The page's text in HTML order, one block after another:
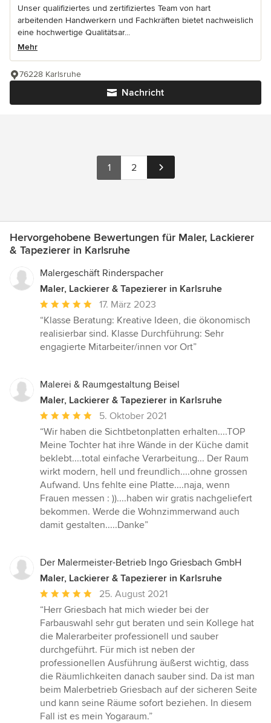
Unser qualifiziertes und zertifiziertes Team von hart
arbeitenden Handwerkern und Fachkräften bietet nachweislich
eine hochwertige Qualitätsar...
Mehr
Nachricht
76228 Karlsruhe
1 2
Hervorgehobene Bewertungen für Maler, Lackierer
& Tapezierer in Karlsruhe
Malergeschäft Rinderspacher
Maler, Lackierer & Tapezierer in Karlsruhe
Durchschnittliche
Bewertung:
5
von
17. März 2023
“Klasse Beratung: Kreative Ideen, die ökonomisch
realisierbar sind. Klasse Durchführung: Sehr
engagierte Mitarbeiter/innen vor Ort”
Malerei & Raumgestaltung Beisel
Maler, Lackierer & Tapezierer in Karlsruhe
Durchschnittliche
Bewertung:
5
von
5
Sternen
5. Oktober 2021
“Wir haben die Sichtbetonplatten erhalten....TOP
Meine Tochter hat ihre Wände in der Küche damit
beklebt....total einfache Verarbeitung... Der Raum
wirkt modern, hell und freundlich....ohne grossen
Aufwand. Uns fehlte eine Platte....naja, wenn
Frauen messen : ))....haben wir gratis nachgeliefert
bekommen. Werde die Wohnzimmerwand auch
damit gestalten.....Danke”
Der Malermeister-Betrieb Ingo Griesbach GmbH
Maler, Lackierer & Tapezierer in Karlsruhe
Durchschnittliche
Bewertung:
5
von
5
Sternen
25. August 2021
“Herr Griesbach hat mich wieder bei der
Farbauswahl sehr gut beraten und sein Kollege hat
die Malerarbeiter professionell und sauber
durchgeführt. Für mich ist neben der
professionellen Ausführung äußerst wichtig, dass
die Räumlichkeiten danach sauber sind. Da ist man
beim Malerbetrieb Griesbach auf der sicheren Seite
und kann seine Räume sofort beziehen. In diesem
Fall ist es mein Yogaraum.”